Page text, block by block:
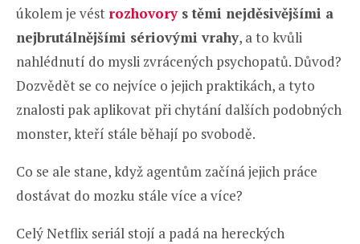
úkolem je vést rozhovorys těmi nejděsivějšími a
nejbrutálnějšími sériovými vrahy, a to kvůli
nahlédnutí do mysli zvrácených psychopatů. Důvod?
Dozvědět se co nejvíce o jejich praktikách, a tyto
znalosti pak aplikovat při chytání dalších podobných
monster, kteří stále běhají po svobodě.
Co se ale stane, když agentům začíná jejich práce
dostávat do mozku stále více a více?
Celý Netflix seriál stojí a padá na hereckých